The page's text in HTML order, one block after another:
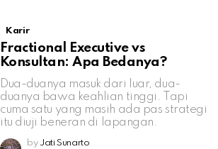
Karir
Fractional Executive vs
Konsultan: Apa Bedanya?
Dua-duanya masuk dari luar, dua-
duanya bawa keahlian tinggi. Tapi
cuma satu yang masih ada pas strategi
itu diuji beneran di lapangan.
by Jati Sunarto